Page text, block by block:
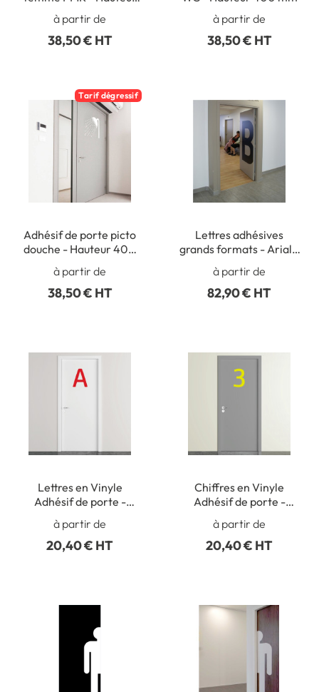
400 mm
à partir de
38,50 € HT
à partir de
38,50 € HT
Tarif dégressif
Adhésif de porte picto
douche - Hauteur 400
à partir de
38,50 € HT
Lettres adhésives
grands formats - Arial -
H 1000 mm
à partir de
82,90 € HT
Lettres en Vinyle
Adhésif de porte -
à partir de
20,40 € HT
Chiffres en Vinyle
Adhésif de porte -
à partir de
20,40 € HT